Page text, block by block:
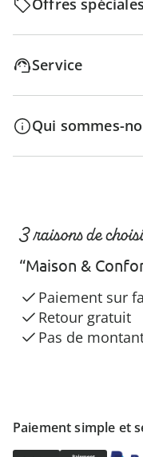
Offres
Service
Qui sommes-
Paiement simple et
3 raisons de
“Maison &
Paiement sur
Retour gratuit
Pas de